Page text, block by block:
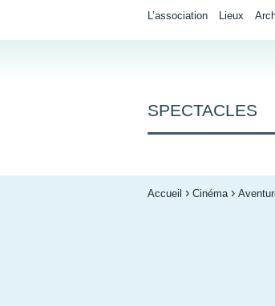
L’association Lieux
SPECTACLES
Accueil › Cinéma ›